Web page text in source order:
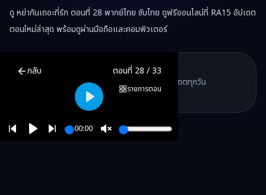
ดู หย่ากันเถอะที่รัก ตอนที่ 28 พากย์ไทย ซับไทย ดูฟรีออนไลน์ที่ RA15 อัปเดต
ตอนใหม่ล่าสุด พร้อมดูผ่านมือถือและคอมพิวเตอร์
กลับ ตอนที่ 28 /33
รายการตอน
00:00
Play
หย่ากันเ
RA15 เป็นเว็บไซต์ดูซีรี่ส์จีนออนไลน์ฟรี ที่รวบรวมหนังจีน ละครจีน มิ
RA15 Drama
RA15 Drama
รวมซีรี่ส์จีน ละครสั้น หนังแนวตั้ง พากย์ไทย อัปเดตทุกวัน
RA15 Drama